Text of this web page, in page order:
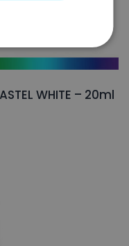
WHITE – 20ml